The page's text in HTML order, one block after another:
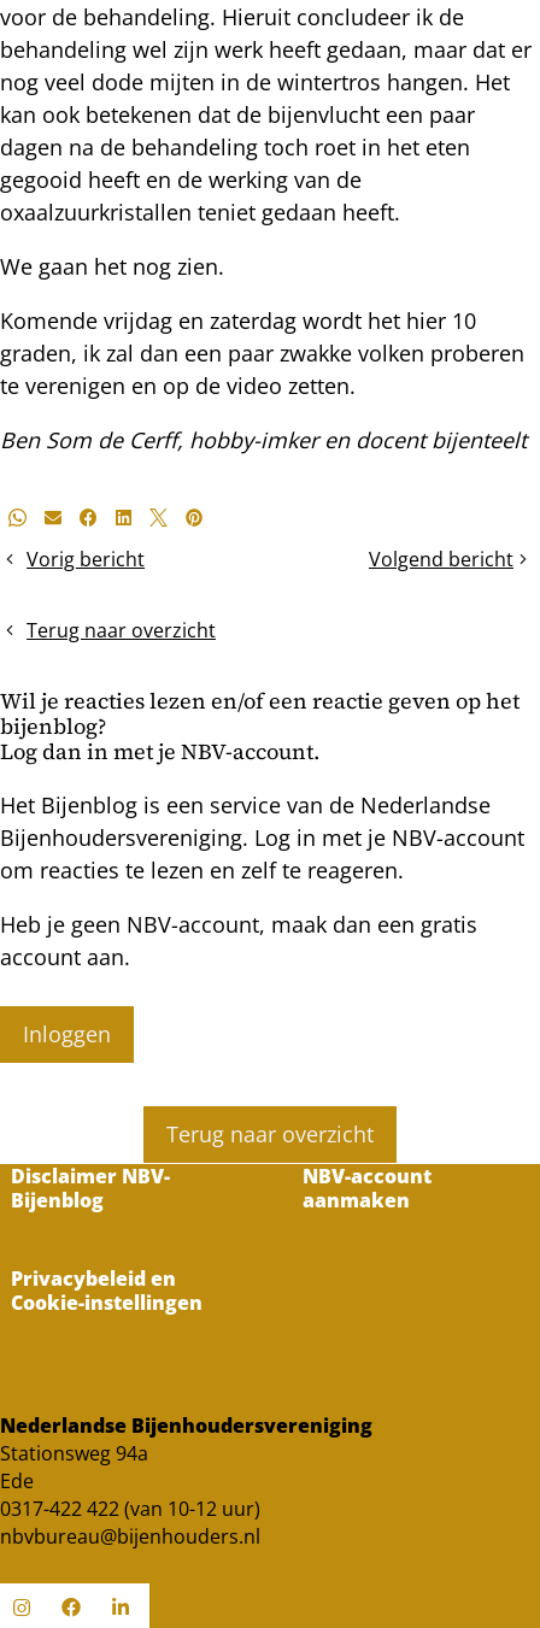
voor de behandeling. Hieruit concludeer ik de
behandeling wel zijn werk heeft gedaan, maar dat er
nog veel dode mijten in de wintertros hangen. Het
kan ook betekenen dat de bijenvlucht een paar
dagen na de behandeling toch roet in het eten
gegooid heeft en de werking van de
oxaalzuurkristallen teniet gedaan heeft.
We gaan het nog zien.
Komende vrijdag en zaterdag wordt het hier 10
graden, ik zal dan een paar zwakke volken proberen
te verenigen en op de video zetten.
Ben Som de Cerff, hobby-imker en docent bijenteelt
Deel
bericht
Whatsapp
E-mailFacebook
LinkedIn
X Pinterest
Vorig bericht
VarroMed
Hive
langere
houdbaarheid
Volgend bericht
Dagelijks
Terug naar overzicht
Wil je reacties lezen en/of een reactie geven op het
bijenblog?
Log dan in met je NBV-account.
Het Bijenblog is een service van de Nederlandse
Bijenhoudersvereniging. Log in met je NBV-account
om reacties te lezen en zelf te reageren.
Heb je geen NBV-account, maak dan een gratis
account aan.
Inloggen
Terug naar overzicht
Disclaimer NBV-
Bijenblog
NBV-account
aanmaken
Privacybeleid en
Cookie-instellingen
Nederlandse Bijenhoudersvereniging
Stationsweg 94a
Ede
0317-422 422 (van 10-12 uur)
nbvbureau@bijenhouders.nl